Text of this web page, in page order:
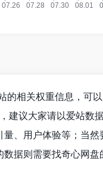
的相关权重信息，可
建议大家请以爱站数
、用户体验等；当
据则需要找奇心网